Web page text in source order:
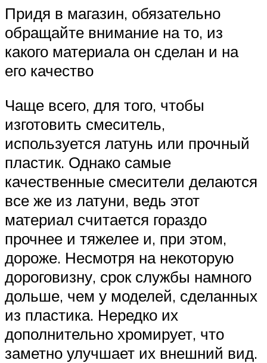
Придя в магазин, обязательно
обращайте внимание на то, из
какого материала он сделан и на
его качество
Чаще всего, для того, чтобы
изготовить смеситель,
используется латунь или прочный
пластик. Однако самые
качественные смесители делаются
все же из латуни, ведь этот
материал считается гораздо
прочнее и тяжелее и, при этом,
дороже. Несмотря на некоторую
дороговизну, срок службы намного
дольше, чем у моделей, сделанных
из пластика. Нередко их
дополнительно хромирует, что
заметно улучшает их внешний вид.